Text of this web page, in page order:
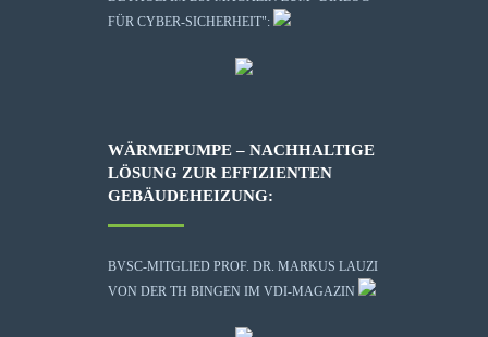
FÜR CYBER-SICHERHEIT":
WÄRMEPUMPE – NACHHALTIGE
LÖSUNG ZUR EFFIZIENTEN
GEBÄUDEHEIZUNG:
BVSC-MITGLIED PROF. DR. MARKUS LAUZI
VON DER TH BINGEN IM VDI-MAGAZIN